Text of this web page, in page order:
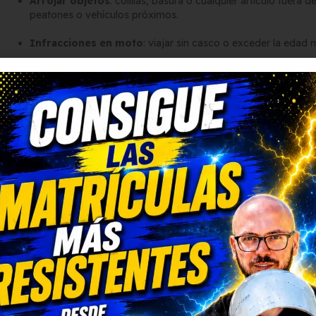
peatones o vehículos próximos.
Infracciones en moto: viajar sin casco o exceder la edad
Multas y cuantías
Las sanciones para lamulta pasajerovarían según la gravedad
200 € por no llevar el cinturón abrochado.
100 €por conductas peligrosas leves, como apoyar los
500 € por distracciones graves o arrojar objetos por la
A diferencia del conductor, el pasajero no pierde puntos en
económica en el plazo establecido para evitar recargos.
¿Quién paga la multa?